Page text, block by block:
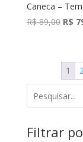
Caneca –
R$89,00 O
era:
R$
R$
1
Filtrar